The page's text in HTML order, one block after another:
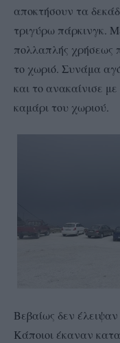
αποκτήσουν τα
τριγύρω πάρκινγκ.
πολλαπλής χρήσεως
το χωριό. Συνάμα
και το ανακαίνισε
καμάρι του χωριού.
Βεβαίως δεν έλειψαν
Κάποιοι έκαναν